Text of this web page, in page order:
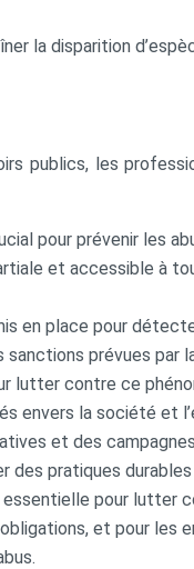
la disparition
publics, les
pour prévenir les
et accessible à
en place pour
prévues par
lutter contre ce
envers la société et
et des
des pratiques
pour lutter
et pour les